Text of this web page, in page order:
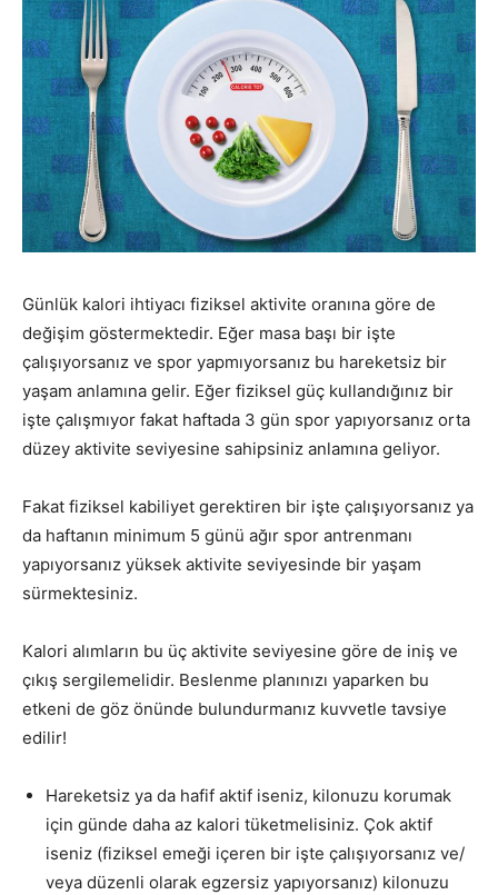
Günlük kalori ihtiyacı fiziksel aktivite oranına göre de
değişim göstermektedir. Eğer masa başı bir işte
çalışıyorsanız ve spor yapmıyorsanız bu hareketsiz bir
yaşam anlamına gelir. Eğer fiziksel güç kullandığınız bir
işte çalışmıyor fakat haftada 3 gün spor yapıyorsanız orta
düzey aktivite seviyesine sahipsiniz anlamına geliyor.
Fakat fiziksel kabiliyet gerektiren bir işte çalışıyorsanız ya
da haftanın minimum 5 günü ağır spor antrenmanı
yapıyorsanız yüksek aktivite seviyesinde bir yaşam
sürmektesiniz.
Kalori alımların bu üç aktivite seviyesine göre de iniş ve
çıkış sergilemelidir. Beslenme planınızı yaparken bu
etkeni de göz önünde bulundurmanız kuvvetle tavsiye
edilir!
Hareketsiz ya da hafif aktif iseniz, kilonuzu korumak
için günde daha az kalori tüketmelisiniz. Çok aktif
iseniz (fiziksel emeği içeren bir işte çalışıyorsanız ve/
veya düzenli olarak egzersiz yapıyorsanız) kilonuzu